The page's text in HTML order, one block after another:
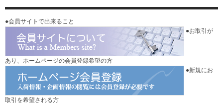
●会員サイトで出来ること
●お取引が
あり、ホームページの会員登録希望の方
●新規にお
取引を希望される方